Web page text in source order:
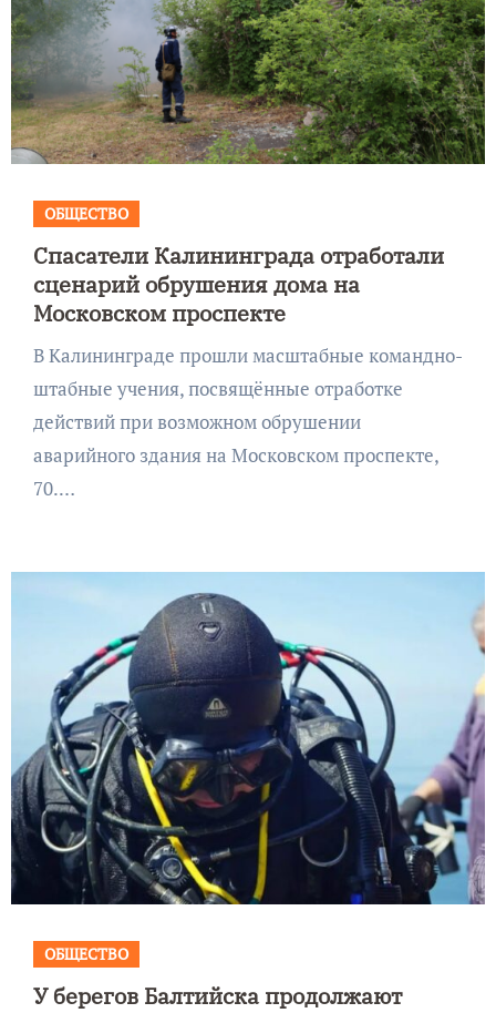
ОБЩЕСТВО
Спасатели Калининграда отработали
сценарий обрушения дома на
Московском проспекте
В Калининграде прошли масштабные командно-
штабные учения, посвящённые отработке
действий при возможном обрушении
аварийного здания на Московском проспекте,
70.…
ОБЩЕСТВО
У берегов Балтийска продолжают